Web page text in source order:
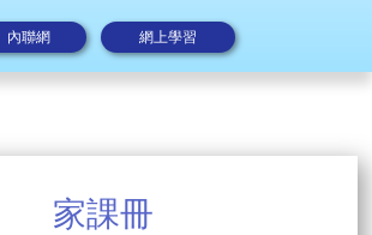
內聯網 網上學習
家課冊